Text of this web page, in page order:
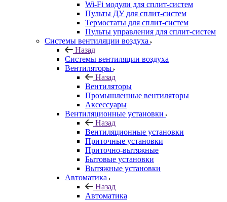
Wi-Fi модули для сплит-систем
Пульты ДУ для сплит-систем
Термостаты для сплит-систем
Пульты управления для сплит-систем
Системы вентиляции воздуха
Назад
Системы вентиляции воздуха
Вентиляторы
Назад
Вентиляторы
Промышленные вентиляторы
Аксессуары
Вентиляционные установки
Назад
Вентиляционные установки
Приточные установки
Приточно-вытяжные
Бытовые установки
Вытяжные установки
Автоматика
Назад
Автоматика